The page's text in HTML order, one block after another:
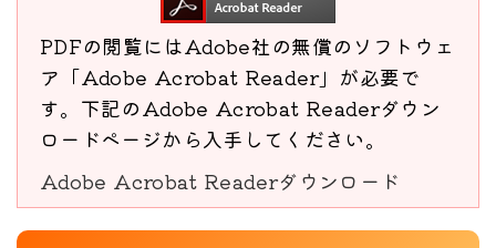
PDFの閲覧にはAdobe社の無償のソフトウェ
ア「Adobe Acrobat Reader」が必要で
す。下記のAdobe Acrobat Readerダウン
ロードページから入手してください。
Adobe Acrobat Readerダウンロード